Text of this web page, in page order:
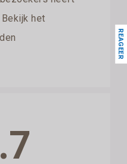
het
REAGEER